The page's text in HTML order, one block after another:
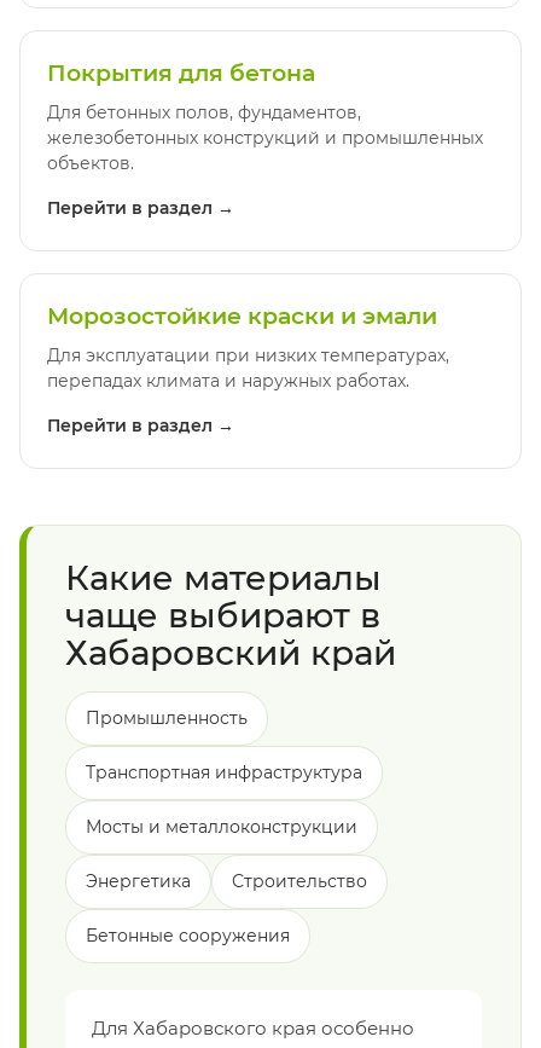
Покрытия для бетона
Для бетонных полов, фундаментов,
железобетонных конструкций и промышленных
объектов.
Перейти в раздел →
Морозостойкие краски и эмали
Для эксплуатации при низких температурах,
перепадах климата и наружных работах.
Перейти в раздел →
Какие материалы
чаще выбирают в
Хабаровский край
Промышленность
Транспортная инфраструктура
Мосты и металлоконструкции
Энергетика Строительство
Бетонные сооружения
Для Хабаровского края особенно